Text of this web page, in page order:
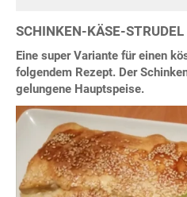
SCHINKEN-KÄSE-STRUDEL
Eine super Variante für einen
folgendem Rezept. Der
gelungene Hauptspeise.